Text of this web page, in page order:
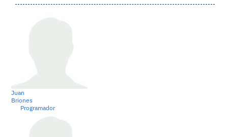
Juan
Briones
Programador